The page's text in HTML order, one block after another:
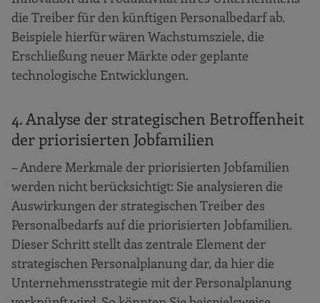
die Treiber für den künftigen Personalbedarf ab.
Beispiele hierfür wären Wachstumsziele, die
Erschließung neuer Märkte oder geplante
technologische Entwicklungen.
4. Analyse der strategischen Betroffenheit
der priorisierten Jobfamilien
– Andere Merkmale der priorisierten Jobfamilien
werden nicht berücksichtigt: Sie analysieren die
Auswirkungen der strategischen Treiber des
Personalbedarfs auf die priorisierten Jobfamilien.
Dieser Schritt stellt das zentrale Element der
strategischen Personalplanung dar, da hier die
Unternehmensstrategie mit der Personalplanung